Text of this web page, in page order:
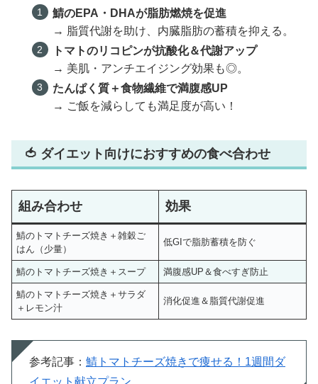
鯖のEPA・DHAが脂肪燃焼を促進
→ 脂質代謝を助け、内臓脂肪の蓄積を抑える。
トマトのリコピンが抗酸化＆代謝アップ
→ 美肌・アンチエイジング効果も◎。
たんぱく質＋食物繊維で満腹感UP
→ ご飯を減らしても満足度が高い！
🍅 ダイエット向けにおすすめの食べ合わせ
組み合わせ 効果
鯖のトマトチーズ焼き＋雑穀ご
はん（少量）
低GIで脂肪蓄積を防ぐ
鯖のトマトチーズ焼き＋スープ 満腹感UP＆食べすぎ防止
鯖のトマトチーズ焼き＋サラダ
＋レモン汁
消化促進＆脂質代謝促進
参考記事： 鯖トマトチーズ焼きで痩せる！1週間ダ
イエット献立プラン